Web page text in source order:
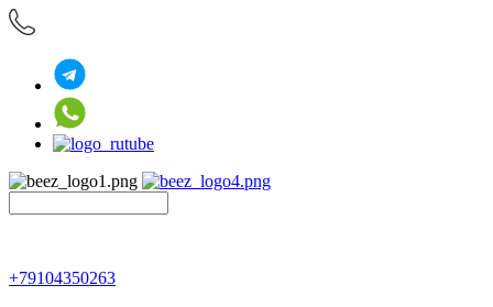
+79104350263